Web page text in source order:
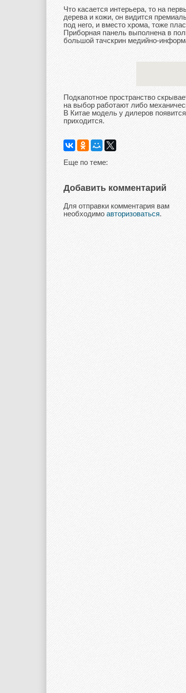
Что касается интерьера, то на
дерева и кожи, он видится
под него, и вместо хрома, тоже
Приборная панель выполнена в
большой тачскрин медийно-
Подкапотное пространство
на выбор работают либо
В Китае модель у дилеров
приходится.
Еще по теме:
Добавить комментарий
Для отправки комментария вам
необходимо авторизоваться.